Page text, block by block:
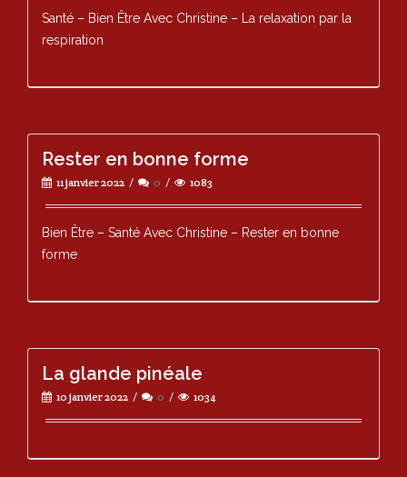
Santé – Bien Être Avec Christine – La relaxation par la
respiration
Rester en bonne forme
11 janvier 2022 0 1083
Bien Être – Santé Avec Christine – Rester en bonne
forme
La glande pinéale
10 janvier 2022 0 1034